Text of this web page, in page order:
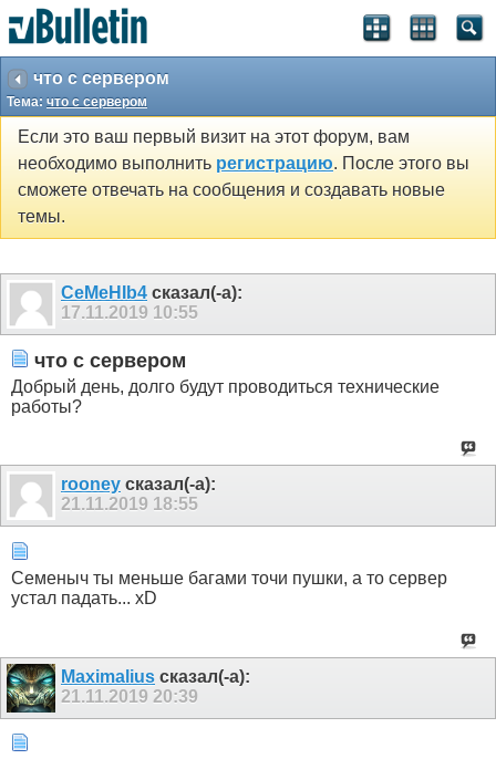
что с сервером
Тема: что с сервером
Если это ваш первый визит на этот форум, вам
необходимо выполнить регистрацию. После этого вы
сможете отвечать на сообщения и создавать новые
темы.
CeMeHIb4 сказал(-а):
17.11.2019 10:55
что с сервером
Добрый день, долго будут проводиться технические
работы?
rooney сказал(-а):
21.11.2019 18:55
Семеныч ты меньше багами точи пушки, а то сервер
устал падать... xD
Maximalius сказал(-а):
21.11.2019 20:39